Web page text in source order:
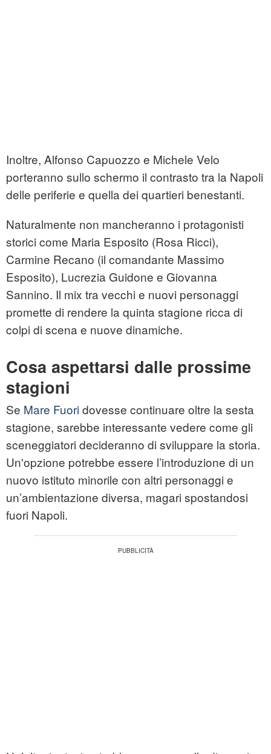
Inoltre, Alfonso Capuozzo e Michele Velo
porteranno sullo schermo il contrasto tra la Napoli
delle periferie e quella dei quartieri benestanti.
Naturalmente non mancheranno i protagonisti
storici come Maria Esposito (Rosa Ricci),
Carmine Recano (il comandante Massimo
Esposito), Lucrezia Guidone e Giovanna
Sannino. Il mix tra vecchi e nuovi personaggi
promette di rendere la quinta stagione ricca di
colpi di scena e nuove dinamiche.
Cosa aspettarsi dalle prossime
stagioni
Se Mare Fuoridovesse continuare oltre la sesta
stagione, sarebbe interessante vedere come gli
sceneggiatori decideranno di sviluppare la storia.
Un'opzione potrebbe essere l’introduzione di un
nuovo istituto minorile con altri personaggi e
un’ambientazione diversa, magari spostandosi
fuori Napoli.